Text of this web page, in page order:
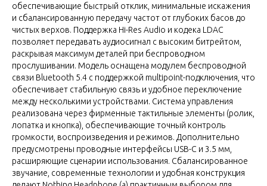
обеспечивающие быстрый отклик, минимальные искажения
и сбалансированную передачу частот от глубоких басов до
чистых верхов. Поддержка Hi-Res Audio и кодека LDAC
позволяет передавать аудиосигнал с высоким битрейтом,
раскрывая максимум деталей при беспроводном
прослушивании. Модель оснащена модулем беспроводной
связи Bluetooth 5.4 с поддержкой multipoint-подключения, что
обеспечивает стабильную связь и удобное переключение
между несколькими устройствами. Система управления
реализована через фирменные тактильные элементы (ролик,
лопатка и кнопка), обеспечивающие точный контроль
громкости, воспроизведения и режимов. Дополнительно
предусмотрены проводные интерфейсы USB-C и 3.5 мм,
расширяющие сценарии использования. Сбалансированное
звучание, современные технологии и удобная конструкция